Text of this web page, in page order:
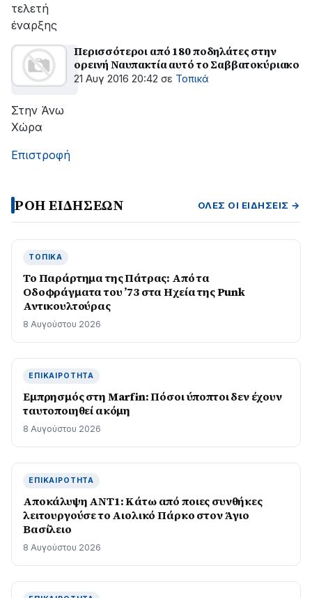
τελετή
έναρξης
Περισσότεροι από 180 ποδηλάτες στην
ορεινή Ναυπακτία αυτό το Σαββατοκύριακο
21 Αυγ 2016 20:42 σε Τοπικά
Στην Άνω
Χώρα
Επιστροφή
ΡΟΗ ΕΙΔΗΣΕΩΝ ΌΛΕΣ ΟΙ ΕΙΔΉΣΕΙΣ →
ΤΟΠΙΚΆ
Το Παράρτημα της Πάτρας: Από τα
Οδοφράγματα του ’73 στα Ηχεία της Punk
Αντικουλτούρας
8 Αυγούστου 2026
ΕΠΙΚΑΙΡΌΤΗΤΑ
Εμπρησμός στη Marfin: Πόσοι ύποπτοι δεν έχουν
ταυτοποιηθεί ακόμη
8 Αυγούστου 2026
ΕΠΙΚΑΙΡΌΤΗΤΑ
Αποκάλυψη ΑΝΤ1: Κάτω από ποιες συνθήκες
λειτουργούσε το Αιολικό Πάρκο στον Άγιο
Βασίλειο
8 Αυγούστου 2026